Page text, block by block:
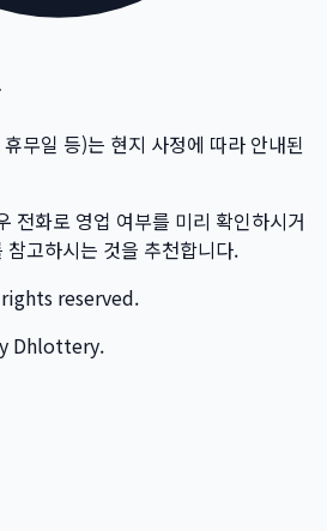
무일 등)는 현지 사정에 따라 안내된
전화로 영업 여부를 미리 확인하시거
고하시는 것을 추천합니다.
reserved.
Dhlottery.